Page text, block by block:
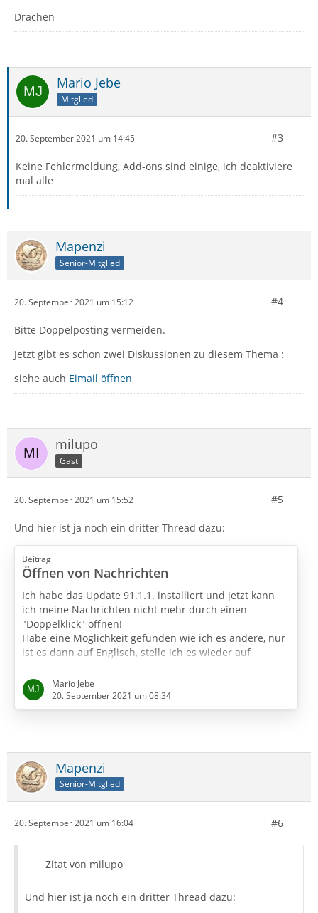
Drachen
Mario Jebe
Mitglied
20. September 2021 um 14:45 #3
Keine Fehlermeldung, Add-ons sind einige, ich deaktiviere
mal alle
Mapenzi
Senior-Mitglied
20. September 2021 um 15:12 #4
Bitte Doppelposting vermeiden.
Jetzt gibt es schon zwei Diskussionen zu diesem Thema :
siehe auch Eimail öffnen
milupo
Gast
20. September 2021 um 15:52 #5
Und hier ist ja noch ein dritter Thread dazu:
Beitrag
Öffnen von Nachrichten
Ich habe das Update 91.1.1. installiert und jetzt kann
ich meine Nachrichten nicht mehr durch einen
"Doppelklick" öffnen!
Habe eine Möglichkeit gefunden wie ich es ändere, nur
ist es dann auf Englisch, stelle ich es wieder auf
Deutsch ist der Fehler wieder da!
Hoffe ihr könnt mir helfen oder ihr kennt jemand an
wenn ich mich wenden kann!
Mario Jebe
20. September 2021 um 08:34
Mapenzi
Senior-Mitglied
20. September 2021 um 16:04 #6
Zitat von milupo
Und hier ist ja noch ein dritter Thread dazu: